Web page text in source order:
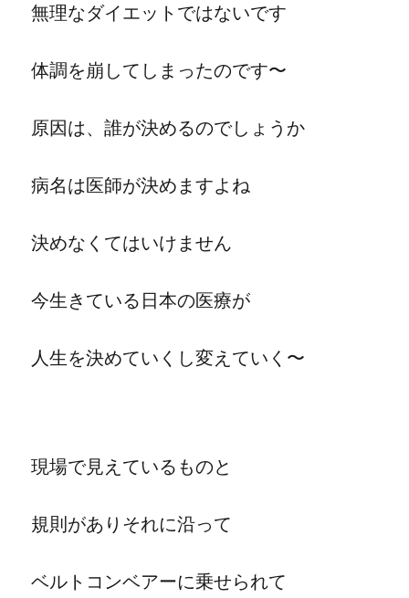
無理なダイエットではないです
体調を崩してしまったのです〜
原因は、誰が決めるのでしょうか
病名は医師が決めますよね
決めなくてはいけません
今生きている日本の医療が
人生を決めていくし変えていく〜
現場で見えているものと
規則がありそれに沿って
ベルトコンベアーに乗せられて